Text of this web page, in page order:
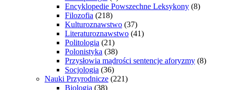
Encyklopedie Powszechne Leksykony (8)
Filozofia (218)
Kulturoznawstwo (37)
Literaturoznawstwo (41)
Politologia (21)
Polonistyka (38)
Przysłowia mądrości sentencje aforyzmy (8)
Socjologia (36)
Nauki Przyrodnicze (221)
Biologia (38)